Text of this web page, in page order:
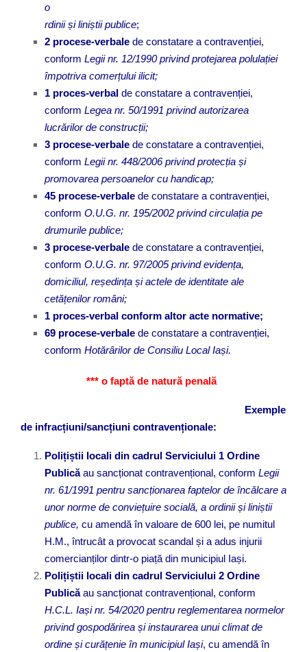
o
rdinii și liniștii publice;
2 procese-verbale de constatare a contravenției,
conform Legii nr. 12/1990 privind protejarea polulației
împotriva comerțului ilicit;
1 proces-verbal de constatare a contravenției,
conform Legea nr. 50/1991 privind autorizarea
lucrărilor de construcții;
3 procese-verbale de constatare a contravenției,
conform Legii nr. 448/2006 privind protecția și
promovarea persoanelor cu handicap;
45 procese-verbale de constatare a contravenției,
conform O.U.G. nr. 195/2002 privind circulația pe
drumurile publice;
3 procese-verbale de constatare a contravenției,
conform O.U.G. nr. 97/2005 privind evidența,
domiciliul, reședința și actele de identitate ale
cetățenilor români;
1 proces-verbal conform altor acte normative;
69 procese-verbale de constatare a contravenției,
conform Hotărârilor de Consiliu Local Iași.
*** o faptă de natură penală
Exemple
de infracțiuni/sancțiuni contravenționale:
Polițiștii locali din cadrul Serviciului 1 Ordine
Publicăau sancționat contravențional, conform Legii
nr. 61/1991 pentru sancționarea faptelor de încălcare a
unor norme de conviețuire socială, a ordinii și liniștii
publice, cu amendă în valoare de 600 lei, pe numitul
H.M., întrucât a provocat scandal și a adus injurii
comercianților dintr-o piață din municipiul Iași.
Polițiștii locali din cadrul Serviciului 2 Ordine
Publicăau sancționat contravențional, conform
H.C.L. Iași nr. 54/2020 pentru reglementarea normelor
privind gospodărirea și instaurarea unui climat de
ordine și curățenie în municipiul Iași, cu amendă în